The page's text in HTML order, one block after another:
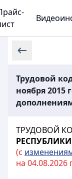
Трудовой
ноября 2015
ТРУДОВОЙ
(с
на 04.08.2026